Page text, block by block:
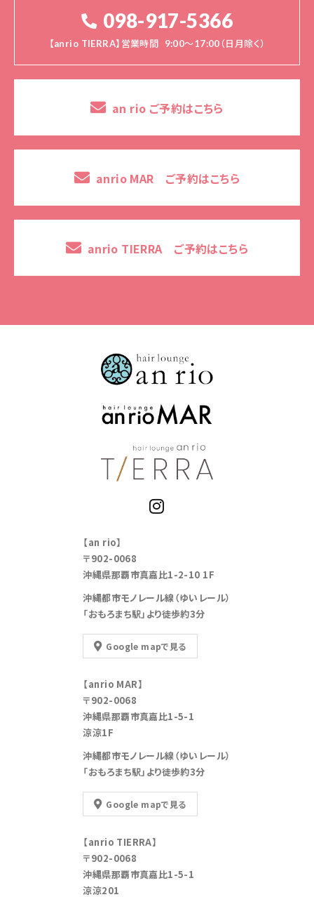
098-917-5366
【anrio TIERRA】営業時間 9:00～17:00（日月除く）
an rio ご予約はこちら
anrio MAR ご予約はこちら
anrio TIERRA ご予約はこちら
【an rio】
〒902-0068
沖縄県那覇市真嘉比1-2-10 1F
沖縄都市モノレール線（ゆいレール）
「おもろまち駅」より徒歩約3分
Google mapで見る
【anrio MAR】
〒902-0068
沖縄県那覇市真嘉比1-5-1
涼涼1F
沖縄都市モノレール線（ゆいレール）
「おもろまち駅」より徒歩約3分
Google mapで見る
【anrio TIERRA】
〒902-0068
沖縄県那覇市真嘉比1-5-1
涼涼201